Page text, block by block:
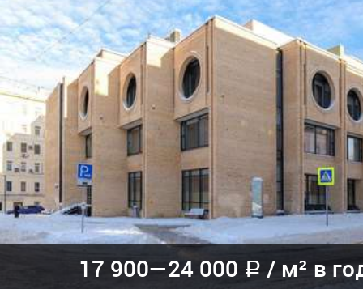
17 900—24 000 a / м² в